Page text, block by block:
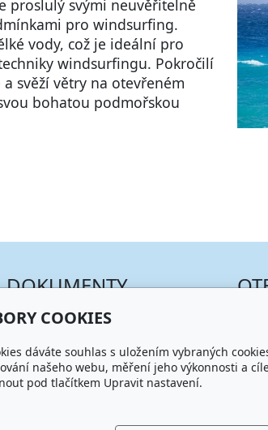
proslulý svými neuvěřitelně
pro windsurfing.
vody, což je ideální pro
windsurfingu. Pokročilí
svěží větry na otevřeném
bohatou podmořskou
DOKUMENTY
Obchodní podmínky
COOKIES
dáváte souhlas s uložením vybraných
našeho webu, měření jeho výkonnosti a
pod tlačítkem Upravit nastavení.